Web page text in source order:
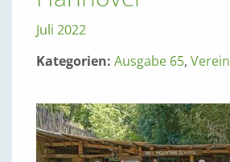
Juli 2022
Kategorien: Ausgabe 65, Verein